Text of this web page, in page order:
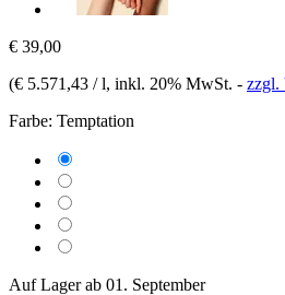
€ 39,00
(€ 5.571,43 / l, inkl. 20% MwSt. - zzgl.
Farbe: Temptation
Auf Lager ab 01. September